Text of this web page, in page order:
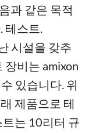
과 같은 목적
테스트.
시설을 갖추
장비는 amixon
있습니다. 위
제품으로 테
는 10리터 규